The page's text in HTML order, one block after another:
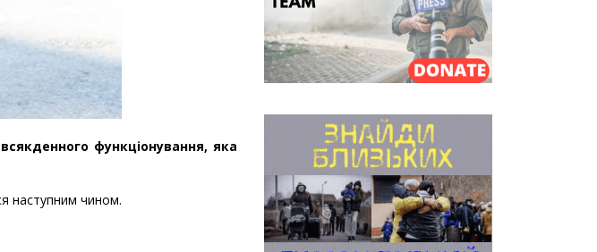
функціонування, яка
наступним чином.